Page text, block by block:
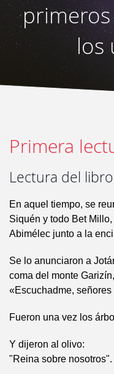
los
Primera
Lectura del
En aquel tiempo, se
Siquén y todo Bet
Abimélec junto a la
Se lo anunciaron a
coma del monte
«Escuchadme,
Fueron una vez los
Y dijeron al olivo:
"Reina sobre nosotros".